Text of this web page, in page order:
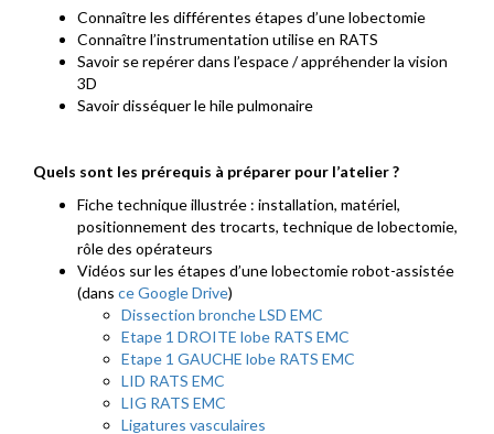
Connaître les différentes étapes d’une lobectomie
Connaître l’instrumentation utilise en RATS
Savoir se repérer dans l’espace / appréhender la vision
3D
Savoir disséquer le hile pulmonaire
Quels sont les prérequis à préparer pour l’atelier ?
Fiche technique illustrée : installation, matériel,
positionnement des trocarts, technique de lobectomie,
rôle des opérateurs
Vidéos sur les étapes d’une lobectomie robot-assistée
(dans ce Google Drive)
Dissection bronche LSD EMC
Etape 1 DROITE lobe RATS EMC
Etape 1 GAUCHE lobe RATS EMC
LID RATS EMC
LIG RATS EMC
Ligatures vasculaires